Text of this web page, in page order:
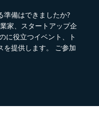
準備はできましたか?
家、スタートアップ企
に役立つイベント、ト
を提供します。 ご参加